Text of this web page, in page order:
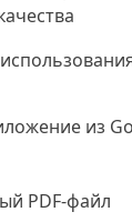
из
PDF-файл